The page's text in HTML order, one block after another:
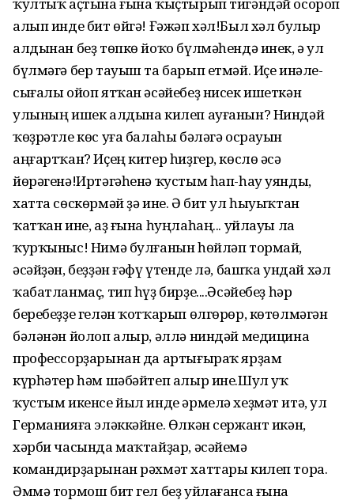
алып инде бит өйгә! Ғәжәп хәл!Был хәл булыр
алдынан беҙ төпкө йоҡо бүлмәһендә инек, ә ул
бүлмәгә бер тауыш та барып етмәй. Иҫе инәле-
сығалы ойоп ятҡан әсәйебеҙ нисек ишеткән
улының ишек алдына килеп ауғанын? Ниндәй
ҡөҙрәтле көс уға балаһы бәләгә осрауын
аңғартҡан? Иҫең китер һиҙгер, көслө әсә
йөрәгенә!Иртәгәһенә ҡустым һап-һау уянды,
хатта сөскөрмәй ҙә ине. Ә бит ул һыуыҡтан
ҡатҡан ине, аҙ ғына һуңлаһаң... уйлауы ла
ҡурҡыныс! Нимә булғанын һөйләп тормай,
әсәйҙән, беҙҙән ғәфү үтенде лә, башҡа ундай хәл
ҡабатланмаҫ, тип һүҙ бирҙе....Әсәйебеҙ һәр
беребеҙҙе гелән ҡотҡарып өлгөрөр, көтөлмәгән
бәләнән йолоп алыр, әллә ниндәй медицина
профессорҙарынан да артығыраҡ ярҙам
күрһәтер һәм шәбәйтеп алыр ине.Шул уҡ
ҡустым икенсе йыл инде әрмелә хеҙмәт итә, ул
Германияға эләккәйне. Өлкән сержант икән,
хәрби часында маҡтайҙар, әсәйемә
командирҙарынан рәхмәт хаттары килеп тора.
Әммә тормош бит гел беҙ уйлағанса ғына